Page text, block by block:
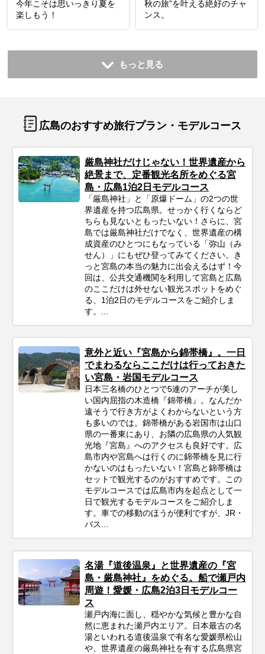
今年こそは思いっきり夏を
楽しもう！
秋の旅”を叶える絶好のチャ
ンス。
もっと見る
広島のおすすめ旅行プラン・モデルコース
厳島神社だけじゃない！世界遺産から
絶景まで、定番観光名所をめぐる宮
島・広島1泊2日モデルコース
「厳島神社」と「原爆ドーム」の2つの世
界遺産を持つ広島県。せっかく行くならど
ちらも見ないともったいない！さらに、宮
島では厳島神社だけでなく、世界遺産の構
成資産のひとつにもなっている「弥山（み
せん）」にもぜひ登ってみてください。き
っと宮島の本当の魅力に出会えるはず！今
回は、公共交通機関を利用して宮島と広島
のここだけは外せない観光スポットをめぐ
る、1泊2日のモデルコースをご紹介しま
す。...
意外と近い『宮島から錦帯橋』。一日
でまわるならここだけは行っておきた
い宮島・岩国モデルコース
日本三名橋のひとつで5連のアーチが美し
い国内屈指の木造橋『錦帯橋』。なんだか
遠そうで行き方がよくわからないという方
も多いのでは。錦帯橋がある岩国市は山口
県の一番東にあり、お隣の広島県の人気観
光地『宮島』へのアクセスも良好です。広
島市内や宮島へは行くのに錦帯橋を見に行
かないのはもったいない！宮島と錦帯橋は
セットで観光するのがおすすめです。この
モデルコースでは広島市内を起点として一
日で観光するモデルコースをご紹介しま
す。車での移動のほうが便利ですが、JR・
バス...
名湯『道後温泉』と世界遺産の『宮
島・厳島神社』をめぐる。船で瀬戸内
周遊！愛媛・広島2泊3日モデルコー
ス
瀬戸内海に面し、穏やかな気候と豊かな自
然に恵まれた瀬戸内エリア。日本最古の名
湯といわれる道後温泉で有名な愛媛県松山
や、世界遺産の厳島神社を有する広島県宮